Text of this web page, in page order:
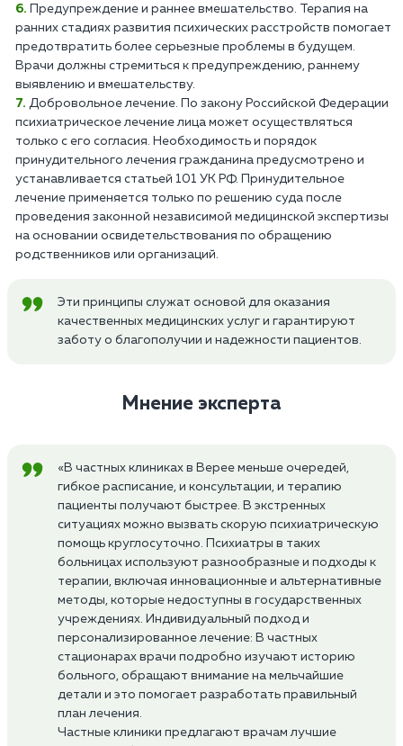
Предупреждение и раннее вмешательство. Терапия на
ранних стадиях развития психических расстройств помогает
предотвратить более серьезные проблемы в будущем.
Врачи должны стремиться к предупреждению, раннему
выявлению и вмешательству.
Добровольное лечение. По закону Российской Федерации
психиатрическое лечение лица может осуществляться
только с его согласия. Необходимость и порядок
принудительного лечения гражданина предусмотрено и
устанавливается статьей 101 УК РФ. Принудительное
лечение применяется только по решению суда после
проведения законной независимой медицинской экспертизы
на основании освидетельствования по обращению
родственников или организаций.
Эти принципы служат основой для оказания
качественных медицинских услуг и гарантируют
заботу о благополучии и надежности пациентов.
Мнение эксперта
«В частных клиниках в Верее меньше очередей,
гибкое расписание, и консультации, и терапию
пациенты получают быстрее. В экстренных
ситуациях можно вызвать скорую психиатрическую
помощь круглосуточно. Психиатры в таких
больницах используют разнообразные и подходы к
терапии, включая инновационные и альтернативные
методы, которые недоступны в государственных
учреждениях. Индивидуальный подход и
персонализированное лечение: В частных
стационарах врачи подробно изучают историю
больного, обращают внимание на мельчайшие
детали и это помогает разработать правильный
план лечения.
Частные клиники предлагают врачам лучшие